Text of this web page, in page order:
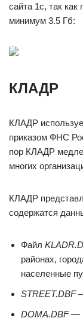
сайта 1с, так
минимум 3.5 Гб:
КЛАДР
КЛАДР
приказом ФНС
пор КЛАДР
многих
КЛАДР
содержатся
Файл
районах,
населенные
STREET.DBF—
DOMA.DBF—